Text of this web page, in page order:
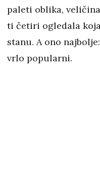
paleti oblika,
ti četiri ogledala
stanu. A ono
vrlo popularni.